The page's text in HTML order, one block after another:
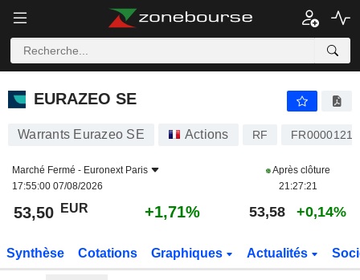
EURAZEO SE
EURAZEO SE
Warrants Eurazeo SE Actions RF
Marché Fermé - Euronext Paris
17:55:00 07/08/2026
Après clôture
21:27:21
53,50 EUR +1,71% 53,58 +0,14%
Synthèse Cotations Graphiques Actualités